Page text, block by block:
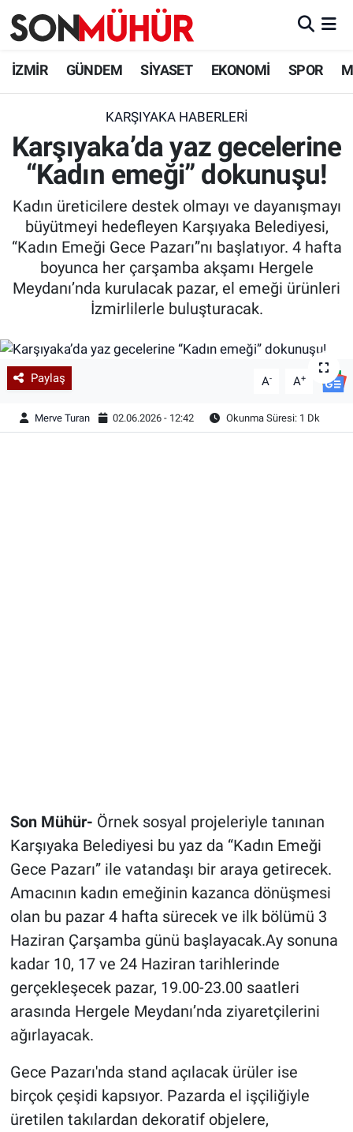
İZMİR GÜNDEM SİYASET EKONOMİ SPOR
KARŞIYAKA HABERLERI
Karşıyaka’da yaz gecelerine
“Kadın emeği” dokunuşu!
Kadın üreticilere destek olmayı ve dayanışmayı
büyütmeyi hedefleyen Karşıyaka Belediyesi,
“Kadın Emeği Gece Pazarı”nı başlatıyor. 4 hafta
boyunca her çarşamba akşamı Hergele
Meydanı’nda kurulacak pazar, el emeği ürünleri
İzmirlilerle buluşturacak.
Paylaş A- A+
Merve Turan 02.06.2026 - 12:42 Okunma Süresi: 1 Dk
Son Mühür- Örnek sosyal projeleriyle tanınan
Karşıyaka Belediyesi bu yaz da “Kadın Emeği
Gece Pazarı” ile vatandaşı bir araya getirecek.
Amacının kadın emeğinin kazanca dönüşmesi
olan bu pazar 4 hafta sürecek ve ilk bölümü 3
Haziran Çarşamba günü başlayacak.Ay sonuna
kadar 10, 17 ve 24 Haziran tarihlerinde
gerçekleşecek pazar, 19.00-23.00 saatleri
arasında Hergele Meydanı’nda ziyaretçilerini
ağırlayacak.
Gece Pazarı'nda stand açılacak ürüler ise
birçok çeşidi kapsıyor. Pazarda el işçiliğiyle
üretilen takılardan dekoratif objelere,
İzmir Nöbetçi Eczaneler
İzmir Namaz Vakitleri
İzmir Trafik Yoğunluk Haritası
Süper Lig Puan Durumu ve Fikstür
Tüm Manşetler
Son Dakika Haberleri
Haber Arşivi